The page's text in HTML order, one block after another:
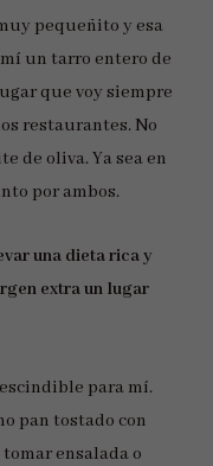
pequeñito y esa
un tarro entero de
que voy siempre
restaurantes. No
de oliva. Ya sea en
por ambos.
una dieta rica y
extra un lugar
para mí.
pan tostado con
ensalada o